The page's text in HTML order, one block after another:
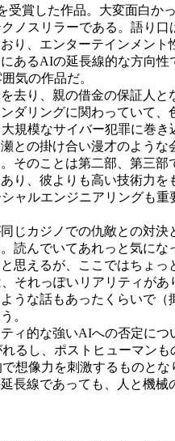
賞した作品。大変面白か
ノスリラーである。語り
り、エンターテインメン
あるAIの延長線的な方向
気の作品だ。
り、親の借金の保証人
リングに関わっていて
規模なサイバー犯罪に巻
の掛け合い漫才のよう
のことは第二部、第三
り、彼よりも高い技術力を
ルエンジニアリングも
カジノでの仇敵との対
んでいてあれっと気に
思えるが、ここではちょ
れっぽいリアリティが
な話もあったくらいで
。
的な強いAIへの否定に
るし、ポストヒューマン
想像力を刺激するものと
長線であっても、人と機